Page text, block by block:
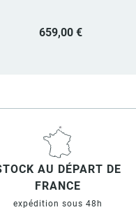
659,00 €
AU DÉPART DE
FRANCE
expédition sous 48h